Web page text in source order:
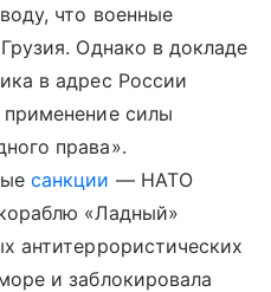
что военные
Однако в докладе
в адрес России
применение силы
права».
санкции — НАТО
«Ладный»
антитеррористических
и заблокировала